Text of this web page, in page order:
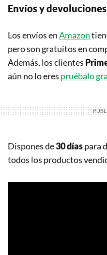
Envíos y devoluciones
Los envíos enAmazon
pero son gratuitos en
Además, los clientes
aún no lo eres pruébalo
Dispones de30 díaspara
todos los productos